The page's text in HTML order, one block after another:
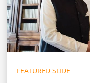
FEATURED SLIDE